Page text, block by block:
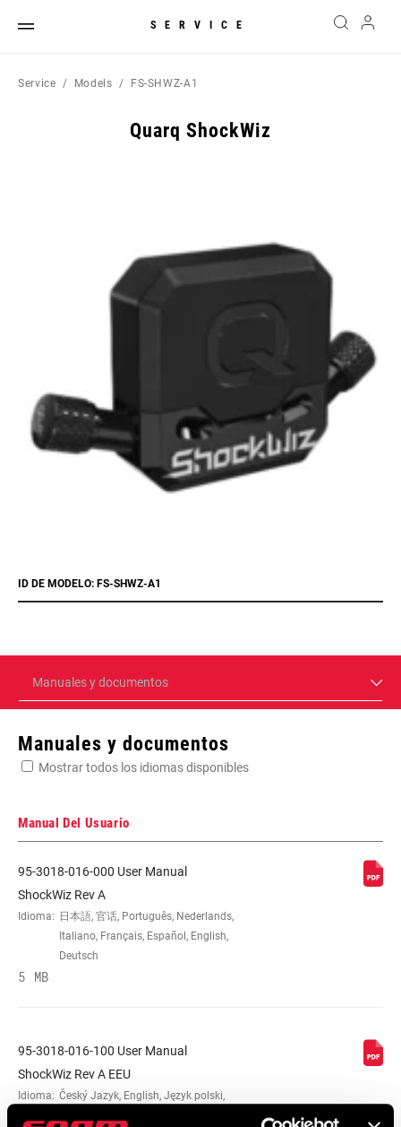
SERVICE
Service Models FS-SHWZ-A1
Quarq ShockWiz
ID DE MODELO: FS-SHWZ-A1
Manuales y documentos
Manuales y documentos
Mostrar todos los idiomas disponibles
Manual Del Usuario
95-3018-016-000 User Manual
ShockWiz Rev A
Idioma: 日本語, 官话, Português, Nederlands,
Italiano, Français, Español, English,
Deutsch
5 MB
95-3018-016-100 User Manual
ShockWiz Rev A EEU
Idioma: Český Jazyk, English, Język polski,